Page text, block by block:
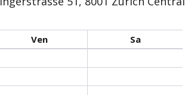
Ven
Sa